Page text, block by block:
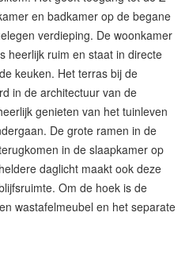
en badkamer op de begane
verdieping. De woonkamer
heerlijk ruim en staat in directe
keuken. Het terras bij de
in de architectuur van de
genieten van het tuinleven
De grote ramen in de
in de slaapkamer op
daglicht maakt ook deze
Om de hoek is de
wastafelmeubel en het separate